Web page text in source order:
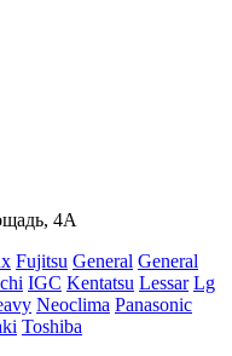
4А
Fujitsu General General
IGC Kentatsu Lessar Lg
Neoclima Panasonic
Toshiba